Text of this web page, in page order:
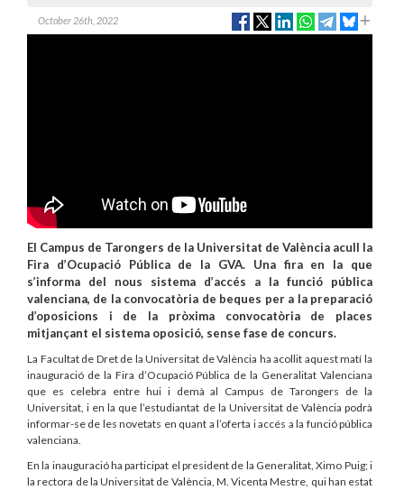
October 26th, 2022
El Campus de Tarongers de la Universitat de València acull la
Fira d’Ocupació Pública de la GVA. Una fira en la que
s’informa del nous sistema d’accés a la funció pública
valenciana, de la convocatòria de beques per a la preparació
d’oposicions i de la pròxima convocatòria de places
mitjançant el sistema oposició, sense fase de concurs.
La Facultat de Dret de la Universitat de València ha acollit aquest matí la
inauguració de la Fira d’Ocupació Pública de la Generalitat Valenciana
que es celebra entre hui i demà al Campus de Tarongers de la
Universitat, i en la que l’estudiantat de la Universitat de València podrà
informar-se de les novetats en quant a l’oferta i accés a la funció pública
valenciana.
En la inauguració ha participat el president de la Generalitat, Ximo Puig; i
la rectora de la Universitat de València, M. Vicenta Mestre, qui han estat